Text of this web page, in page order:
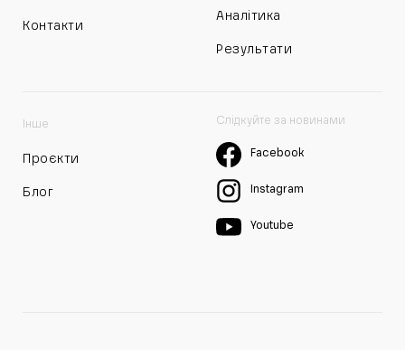
Контакти
Аналітика
Результати
Інше
Проєкти
Блог
Слідкуйте за новинами
Facebook
Instagram
Youtube